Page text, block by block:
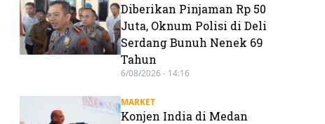
Diberikan Pinjaman Rp 50
Juta, Oknum Polisi di Deli
Serdang Bunuh Nenek 69
Tahun
6/08/2026 - 14:16
MARKET
Konjen India di Medan